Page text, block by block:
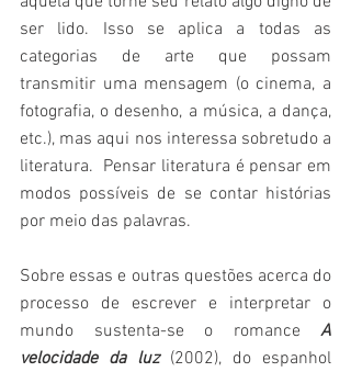
ser lido. Isso se aplica a todas as
categorias de arte que possam
transmitir uma mensagem (o cinema, a
fotografia, o desenho, a música, a dança,
etc.), mas aqui nos interessa sobretudo a
literatura.  Pensar literatura é pensar em
modos possíveis de se contar histórias
por meio das palavras.
Sobre essas e outras questões acerca do
processo de escrever e interpretar o
mundo sustenta-se o romance A
velocidade da luz (2002), do espanhol